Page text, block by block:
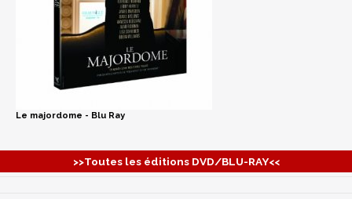
Le majordome - Blu Ray
>>Toutes les éditions DVD/BLU-RAY<<